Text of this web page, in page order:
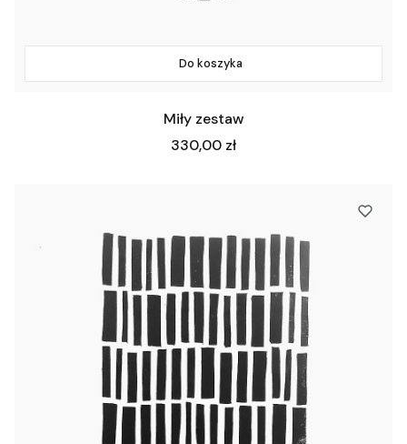
Do koszyka
Miły zestaw
Cena
330,00 zł